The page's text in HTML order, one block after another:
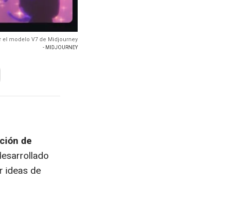
modelo V7 de Midjourney
- MIDJOURNEY
de
ideas de